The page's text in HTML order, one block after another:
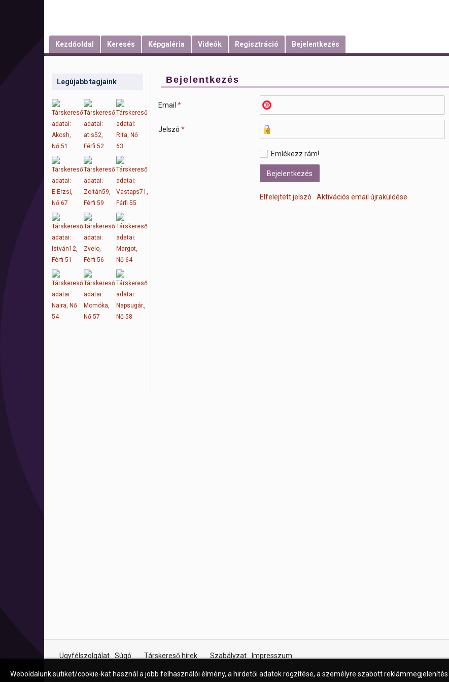
Kezdőoldal Keresés Képgaléria Videók Regisztráció Bejelentkezés
Legújabb tagjaink Bejelentkezés
Email *
Jelszó *
Emlékezz rám!
Elfelejtett jelszó Aktivációs email újraküldése
Ügyfélszolgálat Súgó Társkereső hírek Szabályzat Impresszum
Weboldalunk sütiket/cookie-kat használ a jobb felhasználói élmény, a hirdetői adatok rögzítése, a személyre szabott reklámmegjelenítés